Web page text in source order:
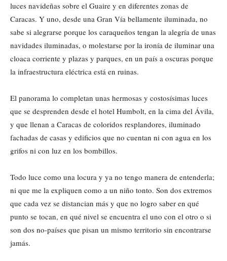
luces navideñas sobre el Guaire y en diferentes zonas de
Caracas. Y uno, desde una Gran Vía bellamente iluminada, no
sabe si alegrarse porque los caraqueños tengan la alegría de unas
navidades iluminadas, o molestarse por la ironía de iluminar una
cloaca corriente y plazas y parques, en un país a oscuras porque
la infraestructura eléctrica está en ruinas.
El panorama lo completan unas hermosas y costosísimas luces
que se desprenden desde el hotel Humbolt, en la cima del Ávila,
y que llenan a Caracas de coloridos resplandores, iluminado
fachadas de casas y edificios que no cuentan ni con agua en los
grifos ni con luz en los bombillos.
Todo luce como una locura y ya no tengo manera de entenderla;
ni que me la expliquen como a un niño tonto. Son dos extremos
que cada vez se distancian más y que no logro saber en qué
punto se tocan, en qué nivel se encuentra el uno con el otro o si
son dos no-países que pisan un mismo territorio sin encontrarse
jamás.